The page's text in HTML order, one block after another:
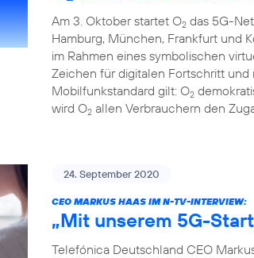
Am 3. Oktober startet O2 das 5G-
Hamburg, München, Frankfurt und
im Rahmen eines symbolischen
Zeichen für digitalen Fortschritt
Mobilfunkstandard gilt: O2
wird O2 allen Verbrauchern den
24. September 2020
CEO MARKUS HAAS IM N-TV-INTERVIEW:
„Mit unserem 5G-
Telefónica Deutschland CEO